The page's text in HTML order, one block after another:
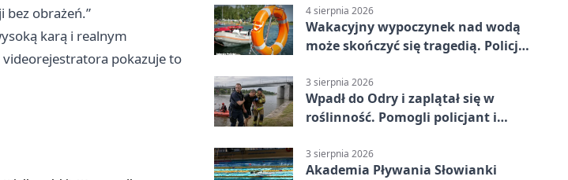
bez obrażeń.”
karą i realnym
pokazuje to
4 sierpnia 2026
Wakacyjny wypoczynek nad wodą
może skończyć się tragedią. Policja
3 sierpnia 2026
Wpadł do Odry i zaplątał się w
roślinność. Pomogli policjant i
3 sierpnia 2026
Akademia Pływania Słowianki